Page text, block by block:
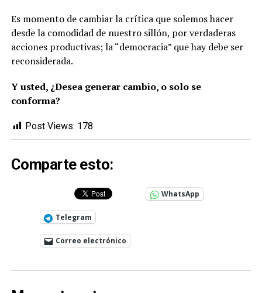
Es momento de cambiar la crítica que solemos hacer
desde la comodidad de nuestro sillón, por verdaderas
acciones productivas; la “democracia” que hay debe ser
reconsiderada.
Y usted, ¿Desea generar cambio, o solo se
conforma?
Post Views: 178
Comparte esto:
WhatsApp
Telegram
Correo electrónico